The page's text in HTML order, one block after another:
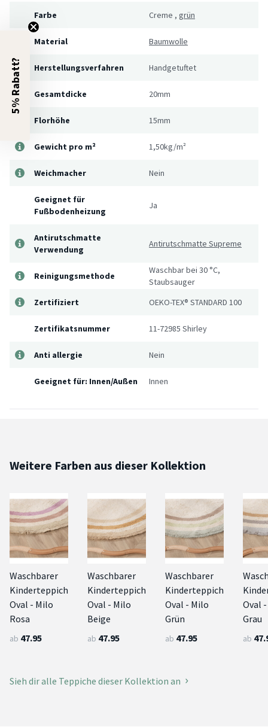
Farbe Creme , grün
Material Baumwolle
Herstellungsverfahren Handgetuftet
Gesamtdicke 20mm
Florhöhe 15mm
Gewicht pro m² 1,50kg/m²
Weichmacher Nein
Geeignet für
Fußbodenheizung
Ja
Antirutschmatte
Verwendung
Antirutschmatte Supreme
Reinigungsmethode
Waschbar bei 30 °C,
Staubsauger
Zertifiziert
OEKO-TEX® STANDARD 100
Zertifikatsnummer 11-72985 Shirley
Anti allergie Nein
Geeignet für: Innen/Außen Innen
Weitere Farben aus dieser Kollektion
Waschbarer
Kinderteppich
Oval - Milo
Rosa
ab 47.95
Waschbarer
Kinderteppich
Oval - Milo
Beige
ab 47.95
Waschbarer
Kinderteppich
Oval - Milo
Grün
ab 47.95
Oval
Grau
ab
Sieh dir alle Teppiche dieser Kollektion an
5% Rabatt?